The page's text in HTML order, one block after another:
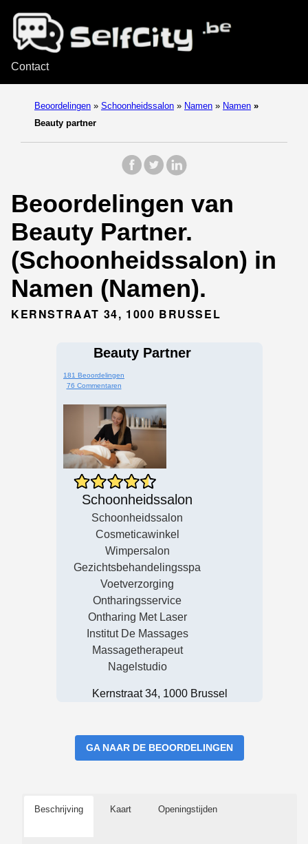
Contact
Beoordelingen » Schoonheidssalon » Namen » Namen »
Beauty partner
Beoordelingen van
Beauty Partner.
(Schoonheidssalon) in
Namen (Namen).
KERNSTRAAT 34, 1000 BRUSSEL
Beauty Partner
181 Beoordelingen
76 Commentaren
Schoonheidssalon
Schoonheidssalon
Cosmeticawinkel
Wimpersalon
Gezichtsbehandelingsspa
Voetverzorging
Ontharingsservice
Ontharing Met Laser
Institut De Massages
Massagetherapeut
Nagelstudio
Kernstraat 34, 1000 Brussel
GA NAAR DE BEOORDELINGEN
Beschrijving Kaart Openingstijden